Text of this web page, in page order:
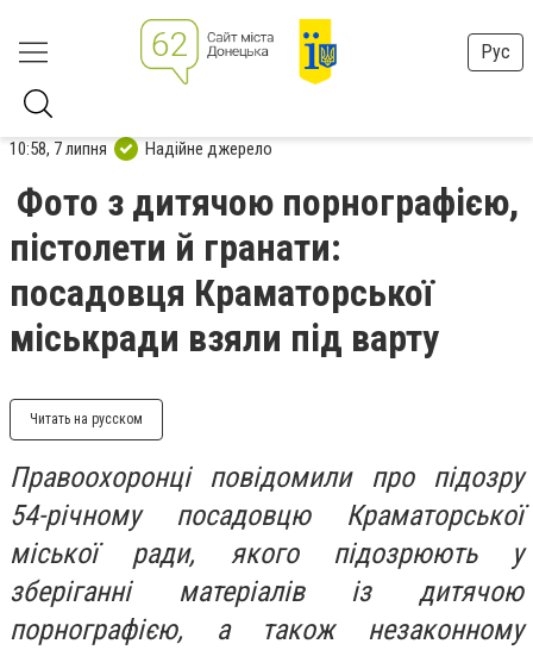
Рус
10:58, 7 липня Надійне джерело
Фото з дитячою порнографією,
пістолети й гранати:
посадовця Краматорської
міськради взяли під варту
Читать на русском
Правоохоронці повідомили про підозру
54-річному посадовцю Краматорської
міської ради, якого підозрюють у
зберіганні матеріалів із дитячою
порнографією, а також незаконному